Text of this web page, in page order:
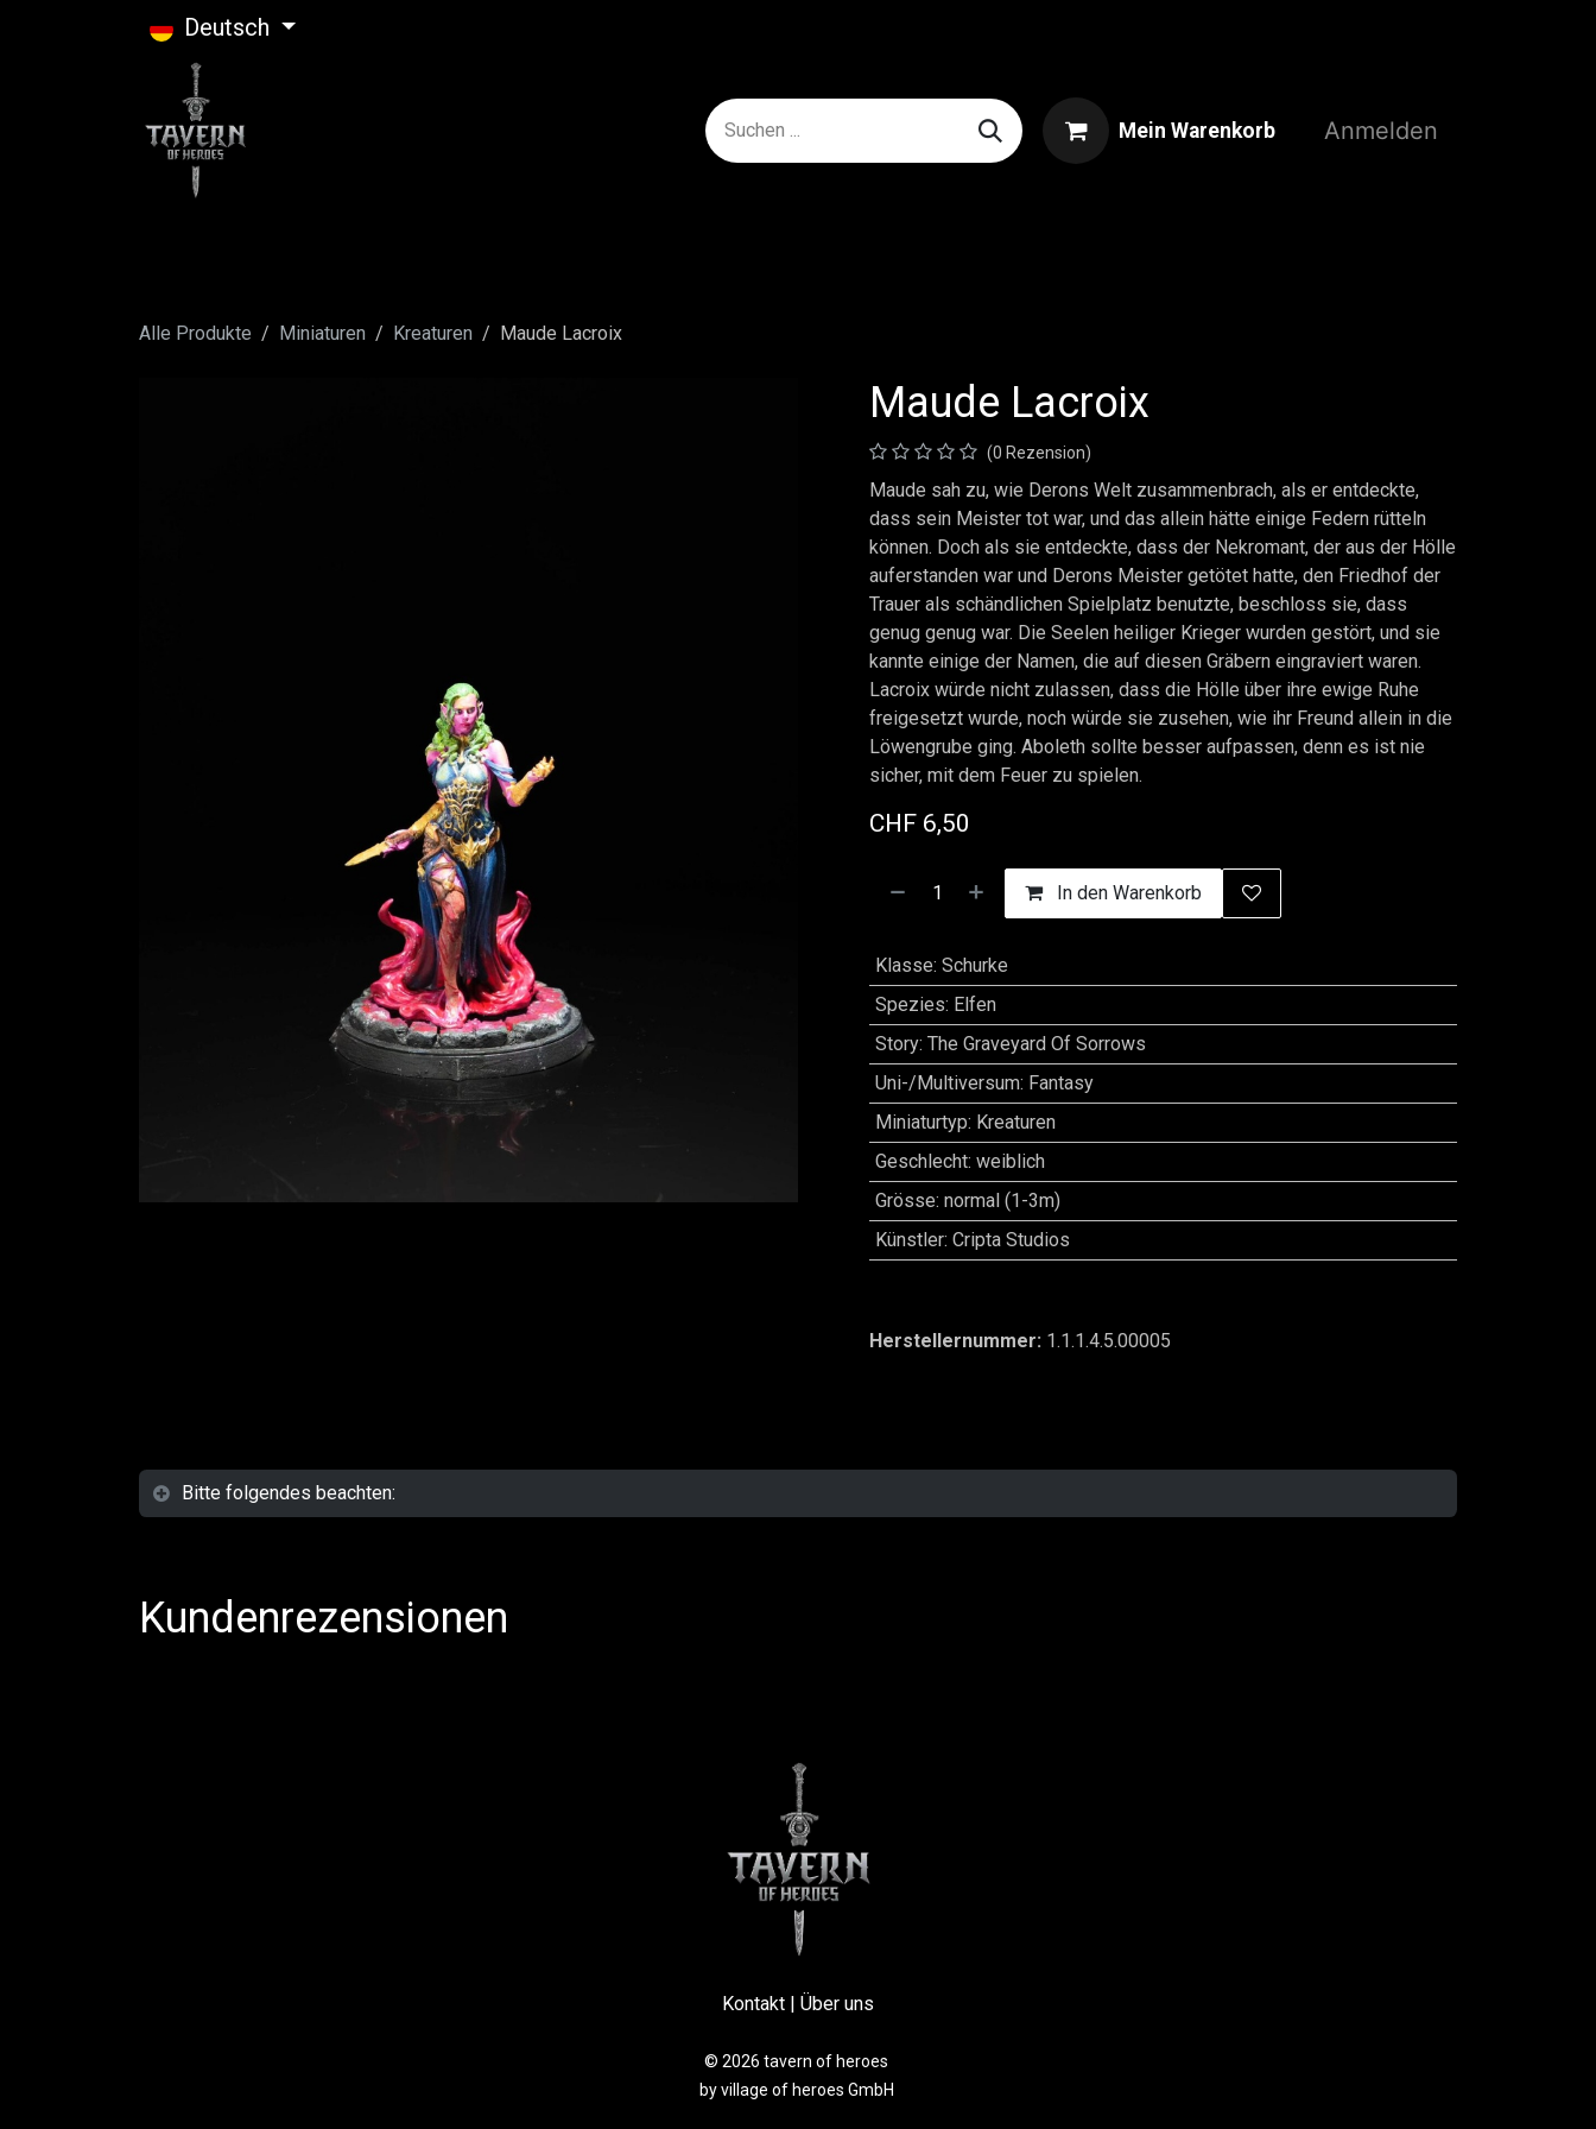
Deutsch
Mein Warenkorb Anmelden
Alle Produkte Miniaturen Kreaturen Maude Lacroix
Maude Lacroix
(0 Rezension)
Maude sah zu, wie Derons Welt zusammenbrach, als er entdeckte,
dass sein Meister tot war, und das allein hätte einige Federn rütteln
können. Doch als sie entdeckte, dass der Nekromant, der aus der Hölle
auferstanden war und Derons Meister getötet hatte, den Friedhof der
Trauer als schändlichen Spielplatz benutzte, beschloss sie, dass
genug genug war. Die Seelen heiliger Krieger wurden gestört, und sie
kannte einige der Namen, die auf diesen Gräbern eingraviert waren.
Lacroix würde nicht zulassen, dass die Hölle über ihre ewige Ruhe
freigesetzt wurde, noch würde sie zusehen, wie ihr Freund allein in die
Löwengrube ging. Aboleth sollte besser aufpassen, denn es ist nie
sicher, mit dem Feuer zu spielen.
CHF 6,50
In den Warenkorb
Klasse: Schurke
Spezies: Elfen
Story: The Graveyard Of Sorrows
Uni-/Multiversum: Fantasy
Miniaturtyp: Kreaturen
Geschlecht: weiblich
Grösse: normal (1-3m)
Künstler: Cripta Studios
Herstellernummer: 1.1.1.4.5.00005
Bitte folgendes beachten:
Kundenrezensionen
Kontakt | Über uns
© 2026 tavern of heroes
by village of heroes GmbH